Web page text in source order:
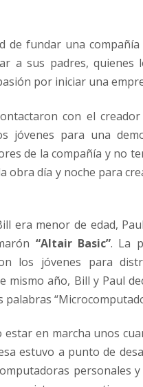
de fundar una
a sus padres, quienes
por iniciar una
con el creador
jóvenes para una
de la compañía y no
obra día y noche para
era menor de edad,
“Altair Basic”. La
los jóvenes para
mismo año, Bill y Paul
en marcha unos
estuvo a punto de
personales